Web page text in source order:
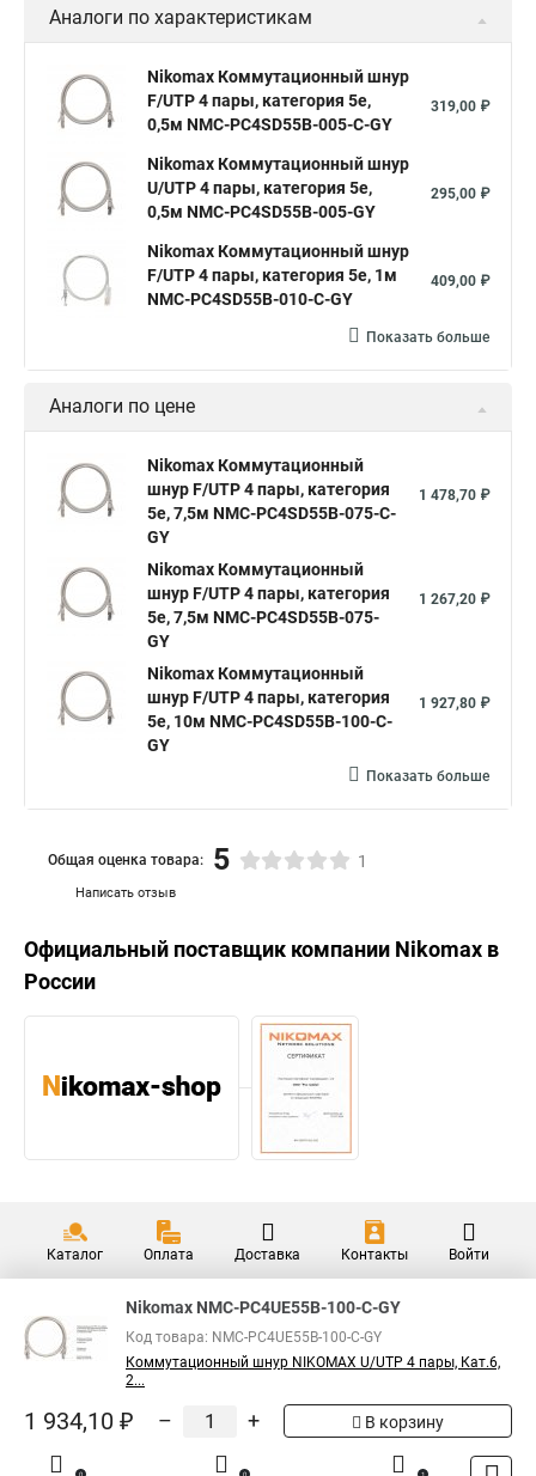
Аналоги по характеристикам
Nikomax Коммутационный шнур
F/UTP 4 пары, категория 5е,
0,5м NMC-PC4SD55B-005-C-GY
319,00 ₽
Nikomax Коммутационный шнур
U/UTP 4 пары, категория 5е,
0,5м NMC-PC4SD55B-005-GY
295,00 ₽
Nikomax Коммутационный шнур
F/UTP 4 пары, категория 5е, 1м
NMC-PC4SD55B-010-C-GY
409,00 ₽
Показать больше
Аналоги по цене
Nikomax Коммутационный
шнур F/UTP 4 пары, категория
5е, 7,5м NMC-PC4SD55B-075-C-
GY
1 478,70 ₽
Nikomax Коммутационный
шнур F/UTP 4 пары, категория
5е, 7,5м NMC-PC4SD55B-075-
GY
1 267,20 ₽
Nikomax Коммутационный
шнур F/UTP 4 пары, категория
5е, 10м NMC-PC4SD55B-100-C-
GY
1 927,80 ₽
Показать больше
Написать отзыв
Общая оценка товара: 5 1
Официальный поставщик компании Nikomax в
России
Каталог Оплата Доставка Контакты Войти
Nikomax NMC-PC4UE55B-100-C-GY
Код товара: NMC-PC4UE55B-100-C-GY
Коммутационный шнур NIKOMAX U/UTP 4 пары, Кат.6,
2...
1 934,10 ₽ – + В корзину
0 0 1